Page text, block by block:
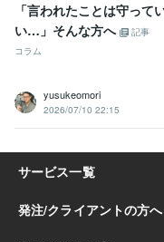
「言われたことは守って
い…」そんな方へ
記事
コラム
yusukeomori
2026/07/10 22:15